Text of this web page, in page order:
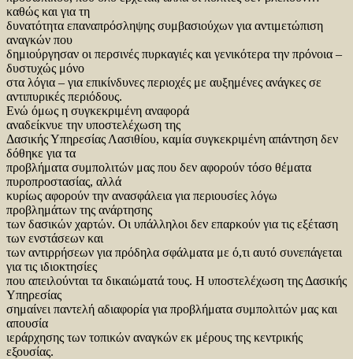
καθώς και για τη
δυνατότητα επαναπρόσληψης συμβασιούχων για αντιμετώπιση
αναγκών που
δημιούργησαν οι περσινές πυρκαγιές και γενικότερα την πρόνοια –
δυστυχώς μόνο
στα λόγια – για επικίνδυνες περιοχές με αυξημένες ανάγκες σε
αντιπυρικές περιόδους.
Ενώ όμως η συγκεκριμένη αναφορά
αναδείκνυε την υποστελέχωση της
Δασικής Υπηρεσίας Λασιθίου, καμία συγκεκριμένη απάντηση δεν
δόθηκε για τα
προβλήματα συμπολιτών μας που δεν αφορούν τόσο θέματα
πυροπροστασίας, αλλά
κυρίως αφορούν την ανασφάλεια για περιουσίες λόγω
προβλημάτων της ανάρτησης
των δασικών χαρτών. Οι υπάλληλοι δεν επαρκούν για τις εξέταση
των ενστάσεων και
των αντιρρήσεων για πρόδηλα σφάλματα με ό,τι αυτό συνεπάγεται
για τις ιδιοκτησίες
που απειλούνται τα δικαιώματά τους. Η υποστελέχωση της Δασικής
Υπηρεσίας
σημαίνει παντελή αδιαφορία για προβλήματα συμπολιτών μας και
απουσία
ιεράρχησης των τοπικών αναγκών εκ μέρους της κεντρικής
εξουσίας.